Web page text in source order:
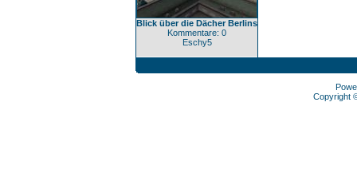
Blick über die Dächer Berlins
Kommentare: 0
Eschy5
Copyright